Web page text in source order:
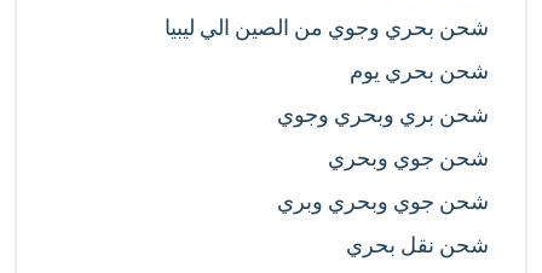
شحن بحري وجوي من الصين الي ليبيا
شحن بحري يوم
شحن بري وبحري وجوي
شحن جوي وبحري
شحن جوي وبحري وبري
شحن نقل بحري